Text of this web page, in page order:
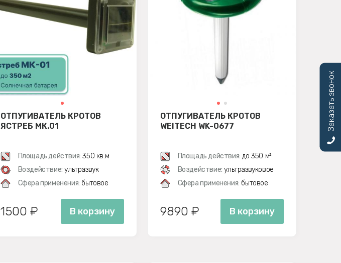
ОТПУГИВАТЕЛЬ КРОТОВ
ЯСТРЕБ МК.01
Площадь действия: 350 кв.м
Воздействие: ультразвук
Сфера применения: бытовое
1500 ₽ В корзину
ОТПУГИВАТЕЛЬ КРОТОВ
WEITECH WK-0677
Площадь действия: до 350 м²
Воздействие: ультразвуковое
Сфера применения: бытовое
9890 ₽ В корзину
Заказать звонок